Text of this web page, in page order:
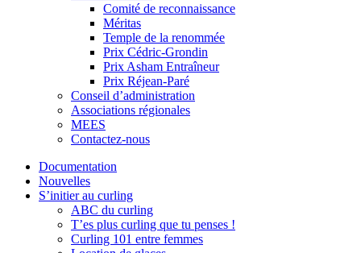
Comité de reconnaissance
Méritas
Temple de la renommée
Prix Cédric-Grondin
Prix Asham Entraîneur
Prix Réjean-Paré
Conseil d’administration
Associations régionales
MEES
Contactez-nous
Documentation
Nouvelles
S’initier au curling
ABC du curling
T’es plus curling que tu penses !
Curling 101 entre femmes